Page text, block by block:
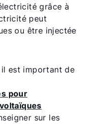
grâce à
peut
ou être injectée
il est important de
pour
sur les